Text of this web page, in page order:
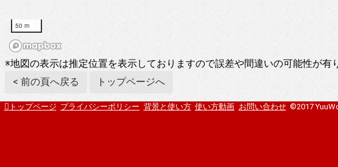
50 m
※地図の表示は推定位置を表示しておりますので誤差や間違いの可能性が有
< 前の頁へ戻る
トップページへ
トップページ プライバシーポリシー 背景と使い方 使い方動画 お問い合わせ ©2017